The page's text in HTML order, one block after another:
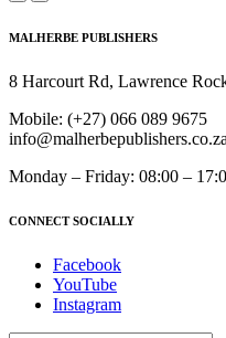
MALHERBE PUBLISHERS
8 Harcourt Rd, Lawrence
Mobile: (+27) 066 089 9675
info@malherbepublishers.co.za
Monday – Friday: 08:00 –
CONNECT SOCIALLY
Facebook
YouTube
Instagram